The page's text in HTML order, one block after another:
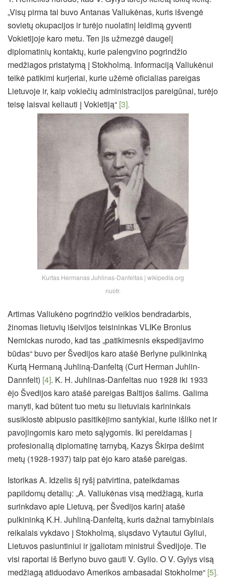
„Visų pirma tai buvo Antanas Valiukėnas, kuris išvengė
sovietų okupacijos ir turėjo nuolatinį leidimą gyventi
Vokietijoje karo metu. Ten jis užmezgė daugelį
diplomatinių kontaktų, kurie palengvino pogrindžio
medžiagos pristatymą į Stokholmą. Informaciją Valiukėnui
teikė patikimi kurjeriai, kurie užėmė oficialias pareigas
Lietuvoje ir, kaip vokiečių administracijos pareigūnai, turėjo
teisę laisvai keliauti į Vokietiją“ [3].
Kurtas Hermanas Juhlinas-Danfeltas | wikipedia.org
nuotr.
Artimas Valiukėno pogrindžio veiklos bendradarbis,
žinomas lietuvių išeivijos teisininkas VLIKe Bronius
Nemickas nurodo, kad tas „patikimesnis ekspedijavimo
būdas“ buvo per Švedijos karo atašė Berlyne pulkininką
Kurtą Hermaną Juhliną-Danfeltą (Curt Herman Juhlin-
Dannfelt) [4]. K. H. Juhlinas-Danfeltas nuo 1928 iki 1933
ėjo Švedijos karo atašė pareigas Baltijos šalims. Galima
manyti, kad būtent tuo metu su lietuviais karininkais
susiklostė abipusio pasitikėjimo santykiai, kurie išliko net ir
pavojingomis karo meto sąlygomis. Iki pereidamas į
profesionalią diplomatinę tarnybą, Kazys Škirpa dešimt
metų (1928-1937) taip pat ėjo karo atašė pareigas.
Istorikas A. Idzelis šį ryšį patvirtina, pateikdamas
papildomų detalių: „A. Valiukėnas visą medžiagą, kuria
surinkdavo apie Lietuvą, per Švedijos karinį atašė
pulkininką K.H. Juhliną-Danfeltą, kuris dažnai tarnybiniais
reikalais vykdavo į Stokholmą, siųsdavo Vytautui Gyliui,
Lietuvos pasiuntiniui ir įgaliotam ministrui Švedijoje. Tie
visi raportai iš Berlyno buvo gauti V. Gylio. O V. Gylys visą
medžiagą atiduodavo Amerikos ambasadai Stokholme“ [5].